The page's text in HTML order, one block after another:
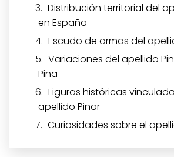
Distribución territorial del
en España
Escudo de armas del
Variaciones del apellido
Pina
Figuras históricas
apellido Pinar
Curiosidades sobre el